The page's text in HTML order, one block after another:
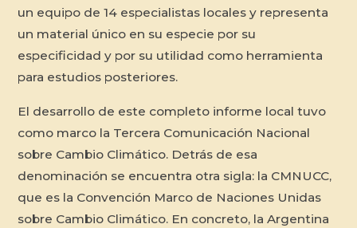
un equipo de 14 especialistas locales y representa
un material único en su especie por su
especificidad y por su utilidad como herramienta
para estudios posteriores.
El desarrollo de este completo informe local tuvo
como marco la Tercera Comunicación Nacional
sobre Cambio Climático. Detrás de esa
denominación se encuentra otra sigla: la CMNUCC,
que es la Convención Marco de Naciones Unidas
sobre Cambio Climático. En concreto, la Argentina